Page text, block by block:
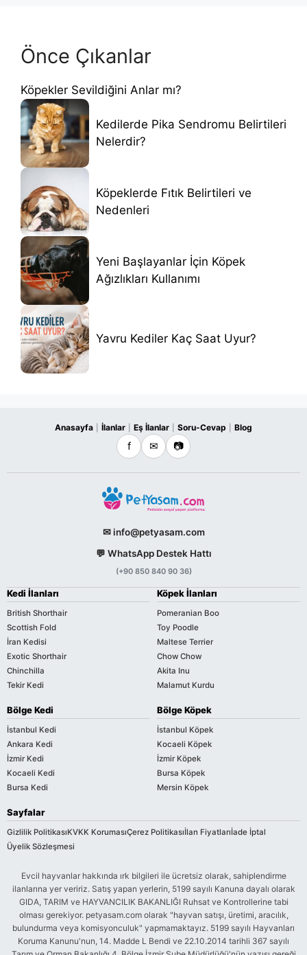
Önce Çıkanlar
Köpekler Sevildiğini Anlar mı?
Kedilerde Pika Sendromu Belirtileri
Nelerdir?
Köpeklerde Fıtık Belirtileri ve
Nedenleri
Yeni Başlayanlar İçin Köpek
Ağızlıkları Kullanımı
Yavru Kediler Kaç Saat Uyur?
Anasayfa İlanlar Eş İlanlar Soru-Cevap Blog
f ✉ 📷
✉ info@petyasam.com
💬 WhatsApp Destek Hattı
(+90 850 840 90 36)
Kedi İlanları
British Shorthair
Scottish Fold
İran Kedisi
Exotic Shorthair
Chinchilla
Tekir Kedi
Köpek İlanları
Pomeranian Boo
Toy Poodle
Maltese Terrier
Chow Chow
Akita Inu
Malamut Kurdu
Bölge Kedi
İstanbul Kedi
Ankara Kedi
İzmir Kedi
Kocaeli Kedi
Bursa Kedi
Bölge Köpek
İstanbul Köpek
Kocaeli Köpek
İzmir Köpek
Bursa Köpek
Mersin Köpek
Sayfalar
Gizlilik PolitikasıKVKK KorumasıÇerez Politikasıİlan Fiyatlarıİade İptal
Üyelik Sözleşmesi
Evcil hayvanlar hakkında ırk bilgileri ile ücretsiz olarak, sahiplendirme
ilanlarına yer veririz. Satış yapan yerlerin, 5199 sayılı Kanuna dayalı olarak
GIDA, TARIM ve HAYVANCILIK BAKANLIĞI Ruhsat ve Kontrollerine tabi
olması gerekiyor. petyasam.com olarak "hayvan satışı, üretimi, aracılık,
bulundurma veya komisyonculuk" yapmamaktayız. 5199 sayılı Hayvanları
Koruma Kanunu'nun, 14. Madde L Bendi ve 22.10.2014 tarihli 367 sayılı